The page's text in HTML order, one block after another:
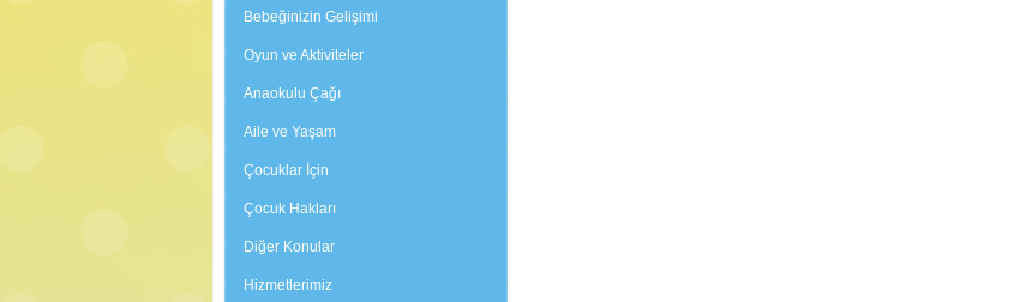
Bebeğinizin Gelişimi
Oyun ve Aktiviteler
Anaokulu Çağı
Aile ve Yaşam
Çocuklar İçin
Çocuk Hakları
Diğer Konular
Hizmetlerimiz